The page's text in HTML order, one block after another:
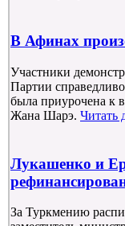
В Афинах
Участники
Партии
была приурочена к
Жана Шарэ. Читать
Лукашенко и
За Туркмению